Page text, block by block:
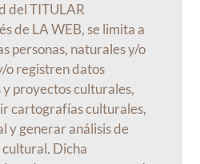
del TITULAR
de LA WEB, se limita a
personas, naturales y/o
o registren datos
proyectos culturales,
cartografías culturales,
y generar análisis de
Dicha